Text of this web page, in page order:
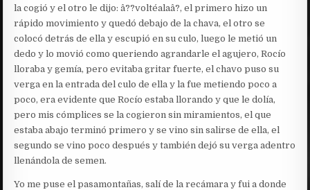
la cogió y el otro le dijo: â??voltéalaâ?, el primero hizo un
rápido movimiento y quedó debajo de la chava, el otro se
colocó detrás de ella y escupió en su culo, luego le metió un
dedo y lo movió como queriendo agrandarle el agujero, Rocío
lloraba y gemía, pero evitaba gritar fuerte, el chavo puso su
verga en la entrada del culo de ella y la fue metiendo poco a
poco, era evidente que Rocío estaba llorando y que le dolía,
pero mis cómplices se la cogieron sin miramientos, el que
estaba abajo terminó primero y se vino sin salirse de ella, el
segundo se vino poco después y también dejó su verga adentro
llenándola de semen.
Yo me puse el pasamontañas, salí de la recámara y fui a donde